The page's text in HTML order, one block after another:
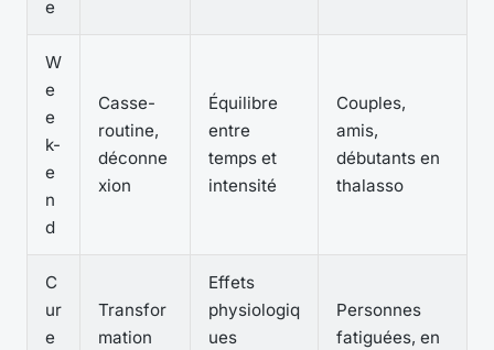
e
W
e
e
k-
e
n
d
Casse-
routine,
déconne
xion
Équilibre
entre
temps et
intensité
Couples,
amis,
débutants en
thalasso
C
ur
e
Transfor
mation
Effets
physiologiq
ues
Personnes
fatiguées, en